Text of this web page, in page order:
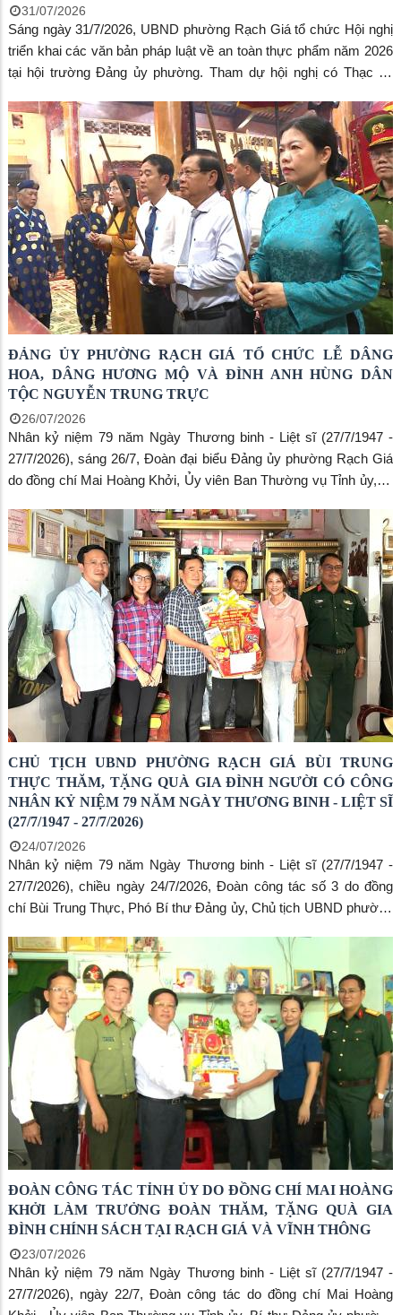
31/07/2026
Sáng ngày 31/7/2026, UBND phường Rạch Giá tổ chức Hội nghị
triển khai các văn bản pháp luật về an toàn thực phẩm năm 2026
tại hội trường Đảng ủy phường. Tham dự hội nghị có Thạc sĩ,
sinh thực phẩm tỉnh An Giang; ông Nguyễn Trường Giang - Phó
Giám đốc Trung tâm Dịch vụ tổng hợp phường Rạch Giá; ông
Ngô Quốc Khải, Phó trưởng Phòng Văn hóa - Xã hội phường
Rạch Giá; cùng các thành viên Ban Chỉ đạo liên ngành ATTP, Ban
Giám hiệu các trường học, Trưởng các khu phố, Đội điều tra ngộ
độc thực phẩm và đại diện các cơ sở sản xuất, chế biến, kinh
doanh thực phẩm trên địa bàn.
ĐẢNG ỦY PHƯỜNG RẠCH GIÁ TỔ CHỨC LỄ DÂNG
HOA, DÂNG HƯƠNG MỘ VÀ ĐÌNH ANH HÙNG DÂN
TỘC NGUYỄN TRUNG TRỰC
26/07/2026
Nhân kỷ niệm 79 năm Ngày Thương binh - Liệt sĩ (27/7/1947 -
27/7/2026), sáng 26/7, Đoàn đại biểu Đảng ủy phường Rạch Giá
do đồng chí Mai Hoàng Khởi, Ủy viên Ban Thường vụ Tỉnh ủy, Bí
hương tại Mộ và Đình Anh hùng dân tộc Nguyễn Trung Trực,
phường Rạch Giá.
CHỦ TỊCH UBND PHƯỜNG RẠCH GIÁ BÙI TRUNG
THỰC THĂM, TẶNG QUÀ GIA ĐÌNH NGƯỜI CÓ CÔNG
NHÂN KỶ NIỆM 79 NĂM NGÀY THƯƠNG BINH - LIỆT SĨ
(27/7/1947 - 27/7/2026)
24/07/2026
Nhân kỷ niệm 79 năm Ngày Thương binh - Liệt sĩ (27/7/1947 -
27/7/2026), chiều ngày 24/7/2026, Đoàn công tác số 3 do đồng
chí Bùi Trung Thực, Phó Bí thư Đảng ủy, Chủ tịch UBND phường
người có công với cách mạng trên địa bàn các khu phố Rạch
Giồng, Nguyễn Thái Bình, Nguyễn Bỉnh Khiêm và Lê Anh Xuân.
ĐOÀN CÔNG TÁC TỈNH ỦY DO ĐỒNG CHÍ MAI HOÀNG
KHỞI LÀM TRƯỞNG ĐOÀN THĂM, TẶNG QUÀ GIA
ĐÌNH CHÍNH SÁCH TẠI RẠCH GIÁ VÀ VĨNH THÔNG
23/07/2026
Nhân kỷ niệm 79 năm Ngày Thương binh - Liệt sĩ (27/7/1947 -
27/7/2026), ngày 22/7, Đoàn công tác do đồng chí Mai Hoàng